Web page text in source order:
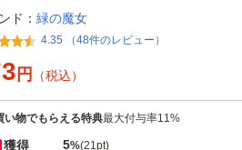
ド： 緑の魔女
4.35 （48件のレビュー）
円 （税込）
い物でもらえる特典最大付与率11%
獲得 5%(21pt)